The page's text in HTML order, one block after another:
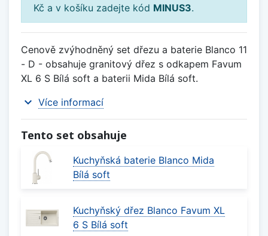
Kč a v košíku zadejte kód MINUS3.
Cenově zvýhodněný set dřezu a baterie Blanco 11
- D - obsahuje granitový dřez s odkapem Favum
XL 6 S Bílá soft a baterii Mida Bílá soft.
expand_more Více informací
Tento set obsahuje
Kuchyňská baterie Blanco Mida
Bílá soft
Kuchyňský dřez Blanco Favum XL
6 S Bílá soft